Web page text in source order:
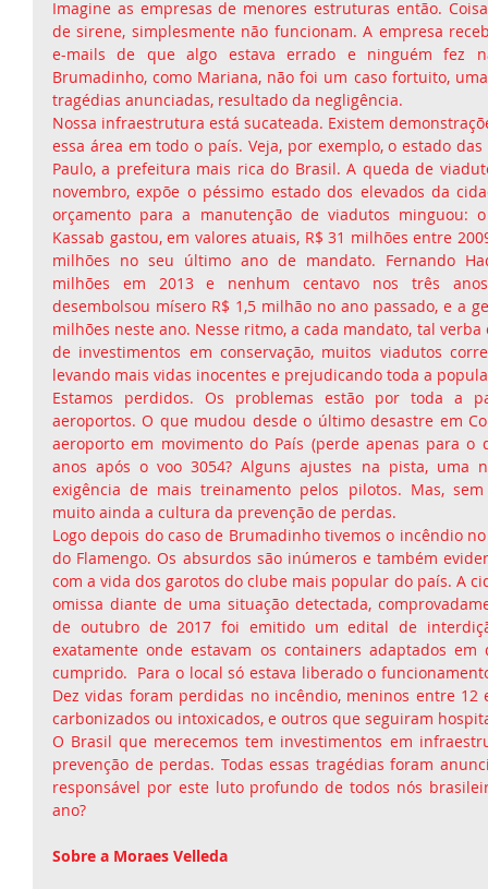
Imagine as empresas de menores estruturas então.
de sirene, simplesmente não funcionam. A empresa
e-mails de que algo estava errado e ninguém fez
Brumadinho, como Mariana, não foi um caso fortuito,
tragédias anunciadas, resultado da negligência.
Nossa infraestrutura está sucateada. Existem
essa área em todo o país. Veja, por exemplo, o estado
Paulo, a prefeitura mais rica do Brasil. A queda de
novembro, expõe o péssimo estado dos elevados da
orçamento para a manutenção de viadutos minguou:
Kassab gastou, em valores atuais, R$ 31 milhões entre
milhões no seu último ano de mandato. Fernando
milhões em 2013 e nenhum centavo nos três
desembolsou mísero R$ 1,5 milhão no ano passado, e a
milhões neste ano. Nesse ritmo, a cada mandato, tal
de investimentos em conservação, muitos viadutos
levando mais vidas inocentes e prejudicando toda a
Estamos perdidos. Os problemas estão por toda a
aeroportos. O que mudou desde o último desastre em
aeroporto em movimento do País (perde apenas para o
anos após o voo 3054? Alguns ajustes na pista, uma
exigência de mais treinamento pelos pilotos. Mas,
muito ainda a cultura da prevenção de perdas.
Logo depois do caso de Brumadinho tivemos o incêndio
do Flamengo. Os absurdos são inúmeros e também
com a vida dos garotos do clube mais popular do país. A
omissa diante de uma situação detectada,
de outubro de 2017 foi emitido um edital de
exatamente onde estavam os containers adaptados
cumprido.  Para o local só estava liberado o
Dez vidas foram perdidas no incêndio, meninos entre 12
carbonizados ou intoxicados, e outros que seguiram
O Brasil que merecemos tem investimentos em
prevenção de perdas. Todas essas tragédias foram
responsável por este luto profundo de todos nós
ano?
Sobre a Moraes Velleda